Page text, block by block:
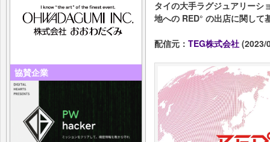
協賛企業
タイの大手ラグジュアリーシ
地への RED° の出店に関して
配信元： TEG株式会社 (2023/